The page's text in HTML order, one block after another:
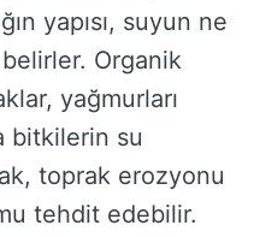
yapısı, suyun ne
Organik
yağmurları
bitkilerin su
toprak erozyonu
tehdit edebilir.